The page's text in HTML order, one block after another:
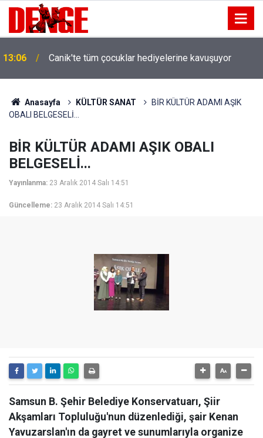
13:06 Canik'te tüm çocuklar hediyelerine kavuşuyor
Anasayfa KÜLTÜR SANAT
BİR KÜLTÜR ADAMI AŞIK
OBALI BELGESELİ...
BİR KÜLTÜR ADAMI AŞIK OBALI
BELGESELİ...
Yayınlanma: 23 Aralık 2014 Salı 14:51
Güncelleme: 23 Aralık 2014 Salı 14:51
Samsun B. Şehir Belediye Konservatuarı, Şiir
Akşamları Topluluğu'nun düzenlediği, şair Kenan
Yavuzarslan'ın da gayret ve sunumlarıyla organize